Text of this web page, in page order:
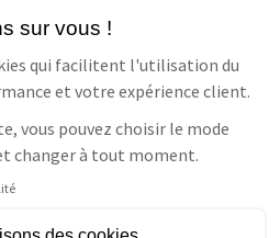
sur vous !
qui facilitent l'utilisation du
et votre expérience client.
vous pouvez choisir le mode
changer à tout moment.